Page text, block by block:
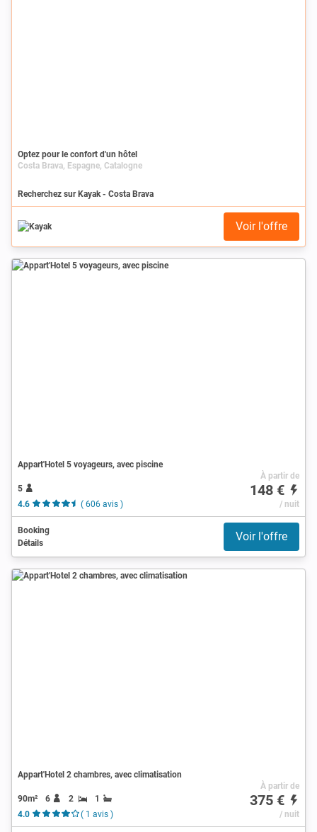
Optez pour le confort d'un hôtel
Costa Brava, Espagne, Catalogne
Recherchez sur Kayak - Costa Brava
Voir l'offre
Appart'Hotel 5 voyageurs, avec piscine
5
4.6
( 606 avis )
À partir de
148 €
/ nuit
Booking
Détails
Voir l'offre
Appart'Hotel 2 chambres, avec climatisation
90m² 6 2
1
4.0
( 1 avis )
À partir de
375 €
/ nuit